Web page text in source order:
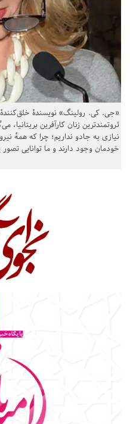
«جی. کی. رولینگ» نویسندهٔ
ثروتمندترین زنان کارآفرین
نیازی به جادو نداریم؛ چرا که همهٔ
خودمان وجود دارند و ما توانایی